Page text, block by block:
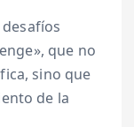
que no
sino que
de la